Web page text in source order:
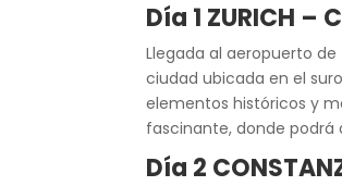
Día 1 ZURICH –
Llegada al aeropuerto
ciudad ubicada en el
elementos históricos y
fascinante, donde podrá
Día 2